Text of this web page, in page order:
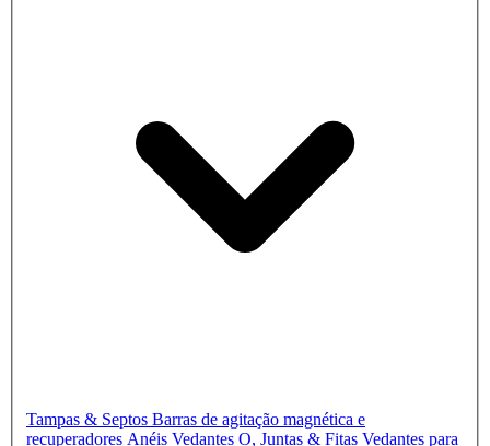
Tampas & Septos Barras de agitação magnética e
recuperadores Anéis Vedantes O, Juntas & Fitas Vedantes para